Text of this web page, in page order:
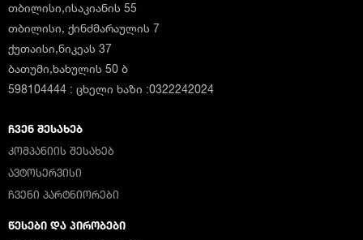
თბილისი,ისაკიანის 55
თბილისი, ქინძმარაულის 7
ქუთაისი,ნიკეას 37
ბათუმი,ხახულის 50 ბ
598104444 : ცხელი ხაზი :0322242024
ᲩᲕᲔᲜ ᲨᲔᲡᲐᲮᲔᲑ
ᲙᲝᲛᲞᲐᲜᲘᲘᲡ ᲨᲔᲡᲐᲮᲔᲑ
ᲐᲕᲢᲝᲡᲔᲠᲕᲘᲡᲘ
ᲩᲕᲔᲜᲘ ᲞᲐᲠᲢᲜᲘᲝᲠᲔᲑᲘ
ᲬᲔᲡᲔᲑᲘ ᲓᲐ ᲞᲘᲠᲝᲑᲔᲑᲘ